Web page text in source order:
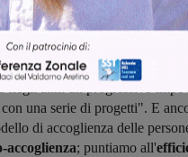
i punti focali:
turismo, visto che abbiamo
da valorizzare. E sul fronte del
, che è storicamente un
negli anni un progressivo
una serie di progetti". E
di accoglienza delle
accoglienza; puntiamo all'